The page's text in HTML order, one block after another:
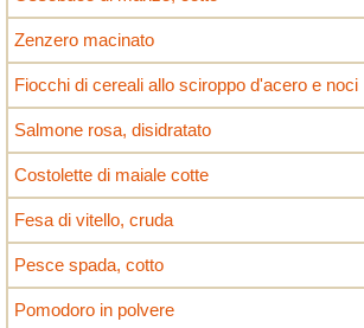
Zenzero macinato
Fiocchi di cereali allo sciroppo d'acero e noci
Salmone rosa, disidratato
Costolette di maiale cotte
Fesa di vitello, cruda
Pesce spada, cotto
Pomodoro in polvere